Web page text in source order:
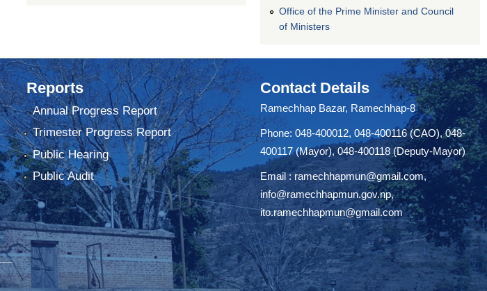
Office of the Prime Minister and Council
of Ministers
Reports
Annual Progress Report
Trimester Progress Report
Public Hearing
Public Audit
Contact Details
Ramechhap Bazar, Ramechhap-8
Phone: 048-400012, 048-400116 (CAO), 048-
400117 (Mayor), 048-400118 (Deputy-Mayor)
Email : ramechhapmun@gmail.com,
info@ramechhapmun.gov.np,
ito.ramechhapmun@gmail.com